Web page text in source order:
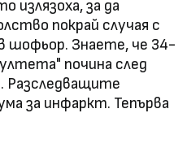
за да
покрай случая с
шофьор. Знаете, че 34-
почина след
Разследващите
за инфаркт. Тепърва